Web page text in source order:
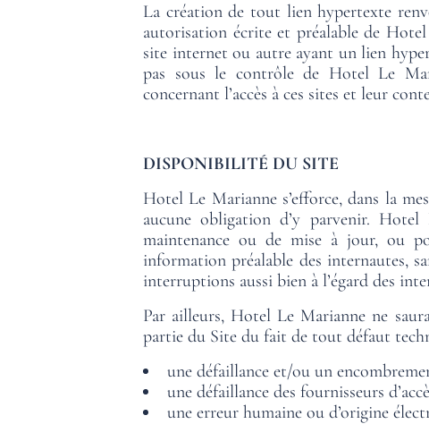
La création de tout lien hypertexte
autorisation écrite et préalable de
site internet ou autre ayant un lien
pas sous le contrôle de Hotel Le
concernant l’accès à ces sites et leur
DISPONIBILITÉ DU SITE
Hotel Le Marianne s’efforce, dans la
aucune obligation d’y parvenir.
maintenance ou de mise à jour, ou
information préalable des internautes,
interruptions aussi bien à l’égard des
Par ailleurs, Hotel Le Marianne ne
partie du Site du fait de tout défaut
une défaillance et/ou un
une défaillance des fournisseurs
une erreur humaine ou d’origine